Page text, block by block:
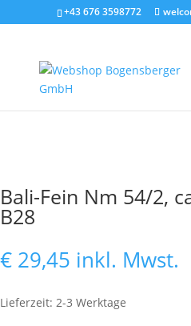
+43 676 3598772
Bali-Fein Nm 54/2,
B28
€ 29,45 inkl. Mwst.
Lieferzeit: 2-3 Werktage